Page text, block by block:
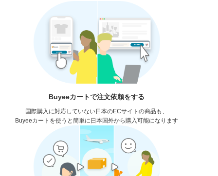
Buyeeカートで注文依頼をする
国際購入に対応していない日本のECサイトの商品も、
Buyeeカートを使うと簡単に日本国外から購入可能になります